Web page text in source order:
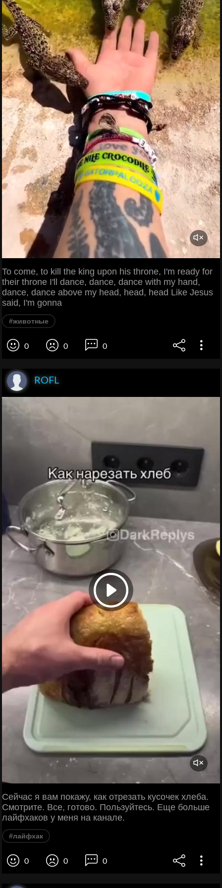
To come, to kill the king upon his throne, I'm ready for
their throne I'll dance, dance, dance with my hand,
dance, dance above my head, head, head Like Jesus
said, I'm gonna
#животные
0 0 0
ROFL
Сейчас я вам покажу, как отрезать кусочек хлеба.
Смотрите. Все, готово. Пользуйтесь. Еще больше
лайфхаков у меня на канале.
#лайфхак
0 0 0